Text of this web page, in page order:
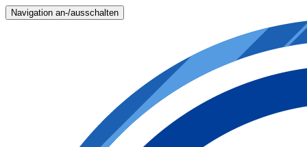
Navigation an-/ausschalten